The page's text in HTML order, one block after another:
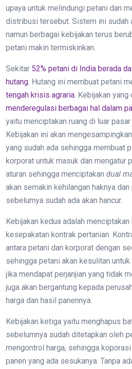
upaya untuk melindungi petani dan
distribusi tersebut. Sistem ini sudah
namun berbagai kebijakan terus
petani makin termiskinkan.
Sekitar 52% petani di India berada
hutang. Hutang ini membuat petani
tengah krisis agraria. Kebijakan
menderegulasi berbagai hal dalam
yaitu menciptakan ruang di luar
Kebijakan ini akan
yang sudah ada sehingga membuat
korporat untuk masuk dan mengatur
aturan sehingga menciptakan dual
akan semakin kehilangan haknya
sebelumya sudah ada akan hancur.
Kebijakan kedua adalah
kesepakatan kontrak pertanian.
antara petani dan korporat dengan
sehingga petani akan kesulitan
jika mendapat perjanjian yang tidak
juga akan bergantung kepada
harga dan hasil panennya.
Kebijakan ketiga yaitu menghapus
sebelumnya sudah ditetapkan oleh
mengontrol harga, sehingga
panen yang ada sesukanya. Tanpa